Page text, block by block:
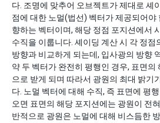
다. 조명에 맞추어 오브젝트가 제대로 셰
점에 대한 노멀(법선) 벡터가 제공되어야
향하는 벡터이며, 해당 정점 포지션에서
수직을 이룹니다. 셰이딩 계산 시 각 정점
방향과 비교하게 되는데, 입사광의 방향
약 두 벡터가 완전히 평행인 경우, 표면의
으로 받게 되며 따라서 광원의 최대 밝기
다. 노멀 벡터에 대해 수직, 즉 표면에 평
오면 표면의 해당 포지션에는 광원이 전
반적으로 광원은 노멀에 대해 비스듬한